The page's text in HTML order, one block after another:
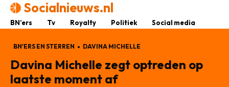
Socialnieuws.nl
BN’ers Tv Royalty Politiek Social media
BN'ERS EN STERREN DAVINA MICHELLE
Davina Michelle zegt optreden op
laatste moment af